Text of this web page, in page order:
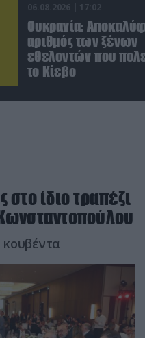
06.08.2026 | 17:02
Ουκρανία:
αριθμός των ξένων
εθελοντών που
το Κίεβο
ίδιο τραπέζι